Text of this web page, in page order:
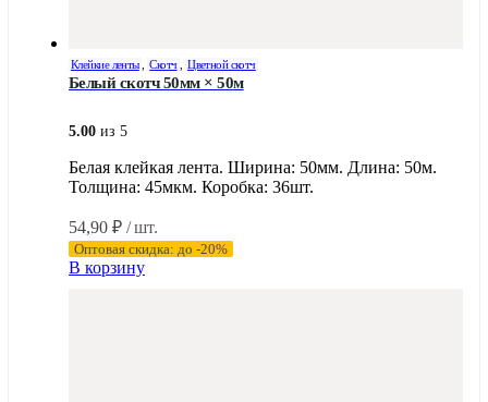
Клейкие ленты, Скотч , Цветной скотч
Белый скотч 50мм × 50м
5.00 из 5
Белая клейкая лента. Ширина: 50мм. Длина: 50м.
Толщина: 45мкм. Коробка: 36шт.
54,90 ₽ / шт.
Оптовая скидка: до -20%
В корзину